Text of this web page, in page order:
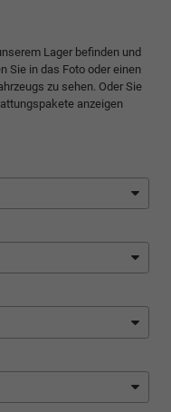
Lager befinden und
Sie in das Foto oder einen
zu sehen. Oder Sie
anzeigen